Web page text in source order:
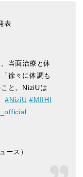
表
当面治療と休
徐々に体調も
と。NiziUは
#NiziU #MIIHI
ース）